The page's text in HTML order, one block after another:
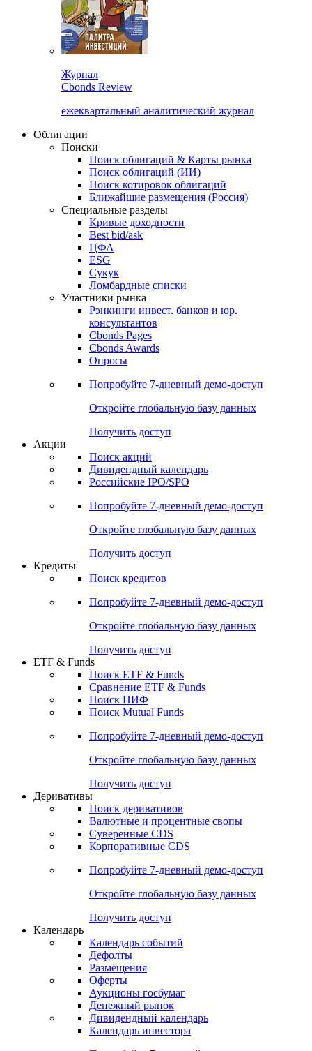
Журнал
Cbonds Review
ежеквартальный аналитический журнал
Облигации
Поиски
Поиск облигаций & Карты рынка
Поиск облигаций (ИИ)
Поиск котировок облигаций
Ближайшие размещения (Россия)
Специальные разделы
Кривые доходности
Best bid/ask
ЦФА
ESG
Сукук
Ломбардные списки
Участники рынка
Рэнкинги инвест. банков и юр.
консультантов
Cbonds Pages
Cbonds Awards
Опросы
Попробуйте 7-дневный демо-доступ
Откройте глобальную базу данных
Получить доступ
Акции
Поиск акций
Дивидендный календарь
Российские IPO/SPO
Попробуйте 7-дневный демо-доступ
Откройте глобальную базу данных
Получить доступ
Кредиты
Поиск кредитов
Попробуйте 7-дневный демо-доступ
Откройте глобальную базу данных
Получить доступ
ETF & Funds
Поиск ETF & Funds
Сравнение ETF & Funds
Поиск ПИФ
Поиск Mutual Funds
Попробуйте 7-дневный демо-доступ
Откройте глобальную базу данных
Получить доступ
Деривативы
Поиск деривативов
Валютные и процентные свопы
Суверенные CDS
Корпоративные CDS
Попробуйте 7-дневный демо-доступ
Откройте глобальную базу данных
Получить доступ
Календарь
Календарь событий
Дефолты
Размещения
Оферты
Аукционы госбумаг
Денежный рынок
Дивидендный календарь
Календарь инвестора